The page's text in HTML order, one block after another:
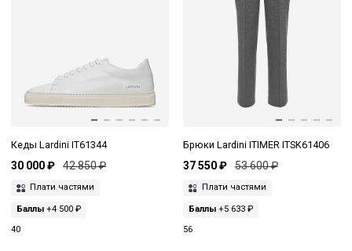
Кеды Lardini IT61344
30 000 ₽ 42 850 ₽
Плати частями
Баллы +4 500 ₽
40
Брюки Lardini ITIMER ITSK61406
37 550 ₽ 53 600 ₽
Плати частями
Баллы+5 633 ₽
56